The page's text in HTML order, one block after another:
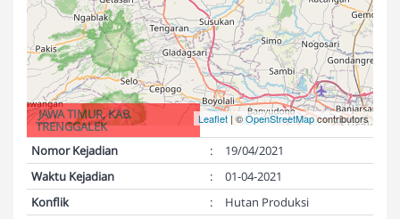
Leaflet | ©OpenStreetMapcontributors
JAWA TIMUR, KAB.
TRENGGALEK
Nomor Kejadian
:
19/04/2021
Waktu Kejadian
:
01-04-2021
Konflik
:
Hutan Produksi